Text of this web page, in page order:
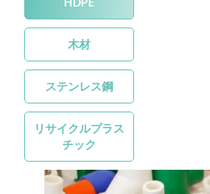
木材
ステンレス鋼
リサイクルプラス
チック